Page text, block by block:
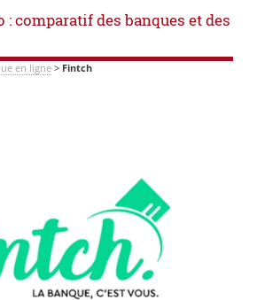
: comparatif des banques et des
en ligne> Fintch